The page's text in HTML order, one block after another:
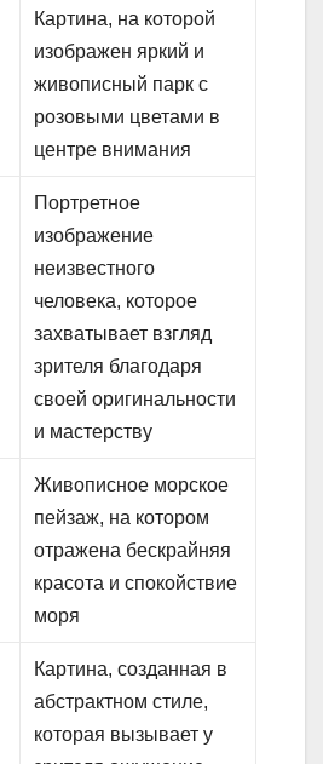
Картина, на которой
изображен яркий и
живописный парк с
розовыми цветами в
центре внимания
Портретное
изображение
неизвестного
человека, которое
захватывает взгляд
зрителя благодаря
своей оригинальности
и мастерству
Живописное морское
пейзаж, на котором
отражена бескрайняя
красота и спокойствие
моря
Картина, созданная в
абстрактном стиле,
которая вызывает у